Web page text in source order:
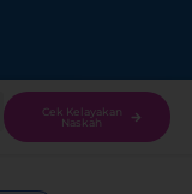
Cek Kelayakan
Naskah